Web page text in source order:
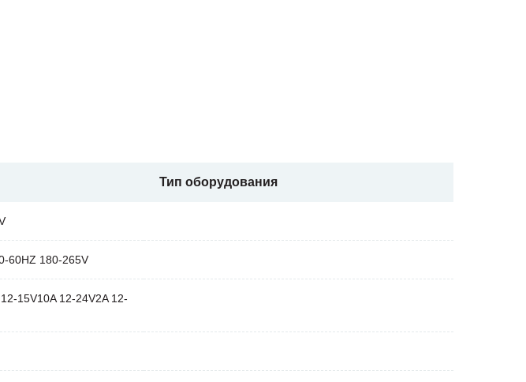
Тип оборудования
60HZ 180-265V
15V10A 12-24V2A 12-